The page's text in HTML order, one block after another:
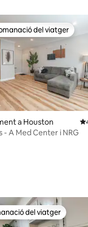
d'un total de 5; 186
recomanacions dels
del viatger
a Houston
- A Med Center i NRG
del viatger
del viatger